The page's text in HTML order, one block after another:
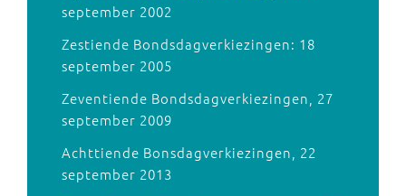
september 2002
Zestiende Bondsdagverkiezingen: 18
september 2005
Zeventiende Bondsdagverkiezingen, 27
september 2009
Achttiende Bonsdagverkiezingen, 22
september 2013